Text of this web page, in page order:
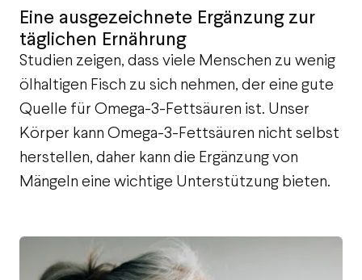
Eine ausgezeichnete Ergänzung zur
täglichen Ernährung
Studien zeigen, dass viele Menschen zu wenig
ölhaltigen Fisch zu sich nehmen, der eine gute
Quelle für Omega-3-Fettsäuren ist. Unser
Körper kann Omega-3-Fettsäuren nicht selbst
herstellen, daher kann die Ergänzung von
Mängeln eine wichtige Unterstützung bieten.